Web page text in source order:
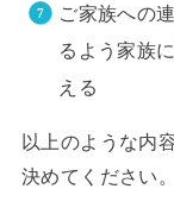
ご家族への
るよう家族
える
以上のような内
決めてください。